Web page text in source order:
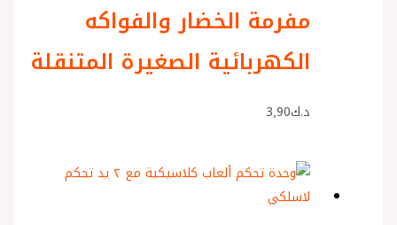
مفرمة الخضار والفواكه
الكهربائية الصغيرة المتنقلة
د.ك3٫90